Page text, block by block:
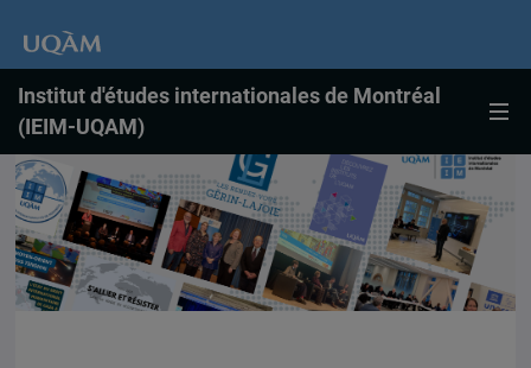
Institut d'études internationales de Montréal
(IEIM-UQAM)